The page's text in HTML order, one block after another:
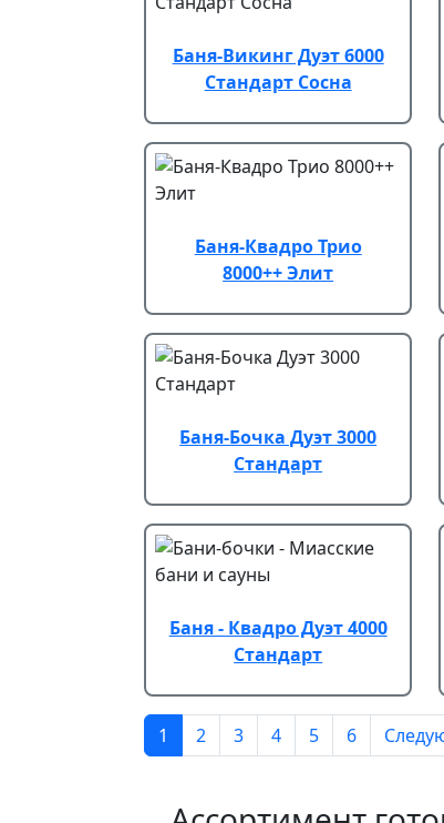
Баня-Викинг Дуэт 6000
Стандарт Сосна
Баня-Квадро Трио
8000++ Элит
Баня-Бочка Дуэт 3000
Стандарт
Баня - Квадро Дуэт 4000
Стандарт
Нумерация страниц
1 2 3 4 5 6